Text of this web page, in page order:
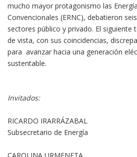
mucho mayor protagonismo las
Convencionales (ERNC), debatieron
sectores público y privado. El siguiente
de vista, con sus coincidencias,
para avanzar hacia una generación
sustentable.
Invitados:
RICARDO IRARRÁZABAL
Subsecretario de Energía